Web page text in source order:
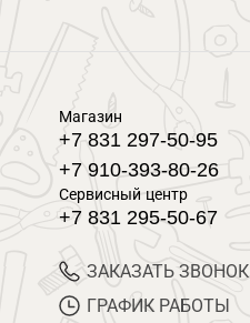
Магазин
+7 831 297-50-95
+7 910-393-80-26
Сервисный центр
+7 831 295-50-67
ЗАКАЗАТЬ ЗВОНОК
ГРАФИК РАБОТЫ